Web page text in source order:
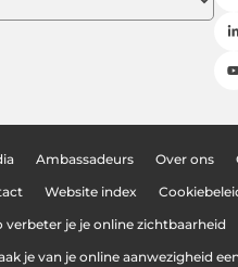
Ambassadeurs Over ons
Website index
verbeter je je online zichtbaarheid
je van je online aanwezigheid